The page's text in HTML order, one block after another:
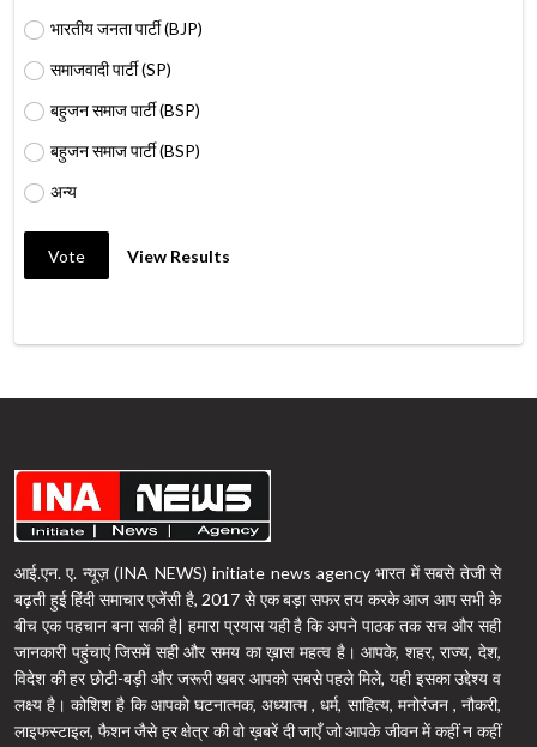
भारतीय जनता पार्टी (BJP)
समाजवादी पार्टी (SP)
बहुजन समाज पार्टी (BSP)
बहुजन समाज पार्टी (BSP)
अन्य
Vote View Results
आई.एन. ए. न्यूज़ (INA NEWS) initiate news agency भारत में सबसे तेजी से
बढ़ती हुई हिंदी समाचार एजेंसी है, 2017 से एक बड़ा सफर तय करके आज आप सभी के
बीच एक पहचान बना सकी है| हमारा प्रयास यही है कि अपने पाठक तक सच और सही
जानकारी पहुंचाएं जिसमें सही और समय का ख़ास महत्व है। आपके, शहर, राज्य, देश,
विदेश की हर छोटी-बड़ी और जरूरी खबर आपको सबसे पहले मिले, यही इसका उद्देश्य व
लक्ष्य है। कोशिश है कि आपको घटनात्मक, अध्यात्म , धर्म, साहित्य, मनोरंजन , नौकरी,
लाइफस्टाइल, फैशन जैसे हर क्षेत्र की वो ख़बरें दी जाएँ जो आपके जीवन में कहीं न कहीं